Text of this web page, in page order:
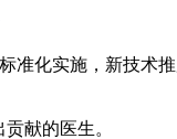
准化实施，新技术
献的医生。